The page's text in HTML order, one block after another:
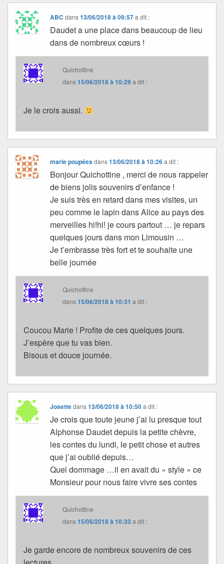
ABC dans13/06/2018 à 09:57 a dit :
Daudet a une place dans beaucoup de lieu
dans de nombreux cœurs !
Quichottine
dans15/06/2018 à 10:29a dit :
Je le crois aussi.
marie poupéesdans13/06/2018 à 10:26 a dit :
Bonjour Quichottine , merci de nous rappeler
de biens jolis souvenirs d’enfance !
Je suis très en retard dans mes visites, un
peu comme le lapin dans Alice au pays des
merveilles hi!hi! je cours partout … je repars
quelques jours dans mon Limousin …
Je t’embrasse très fort et te souhaite une
belle journée
Quichottine
dans15/06/2018 à 10:31 a dit :
Coucou Marie ! Profite de ces quelques jours.
J’espère que tu vas bien.
Bisous et douce journée.
Josettedans13/06/2018 à 10:50 a dit :
Je crois que toute jeune j’ai lu presque tout
Alphonse Daudet depuis la petite chèvre,
les contes du lundi, le petit chose et autres
que j’ai oublié depuis…
Quel dommage …il en avait du « style » ce
Monsieur pour nous faire vivre ses contes
Quichottine
dans15/06/2018 à 10:33 a dit :
Je garde encore de nombreux souvenirs de ces